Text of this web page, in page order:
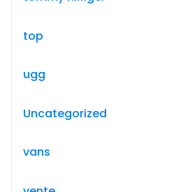
top
ugg
Uncategorized
vans